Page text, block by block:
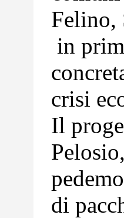
Felino,
in
crisi
Il
di